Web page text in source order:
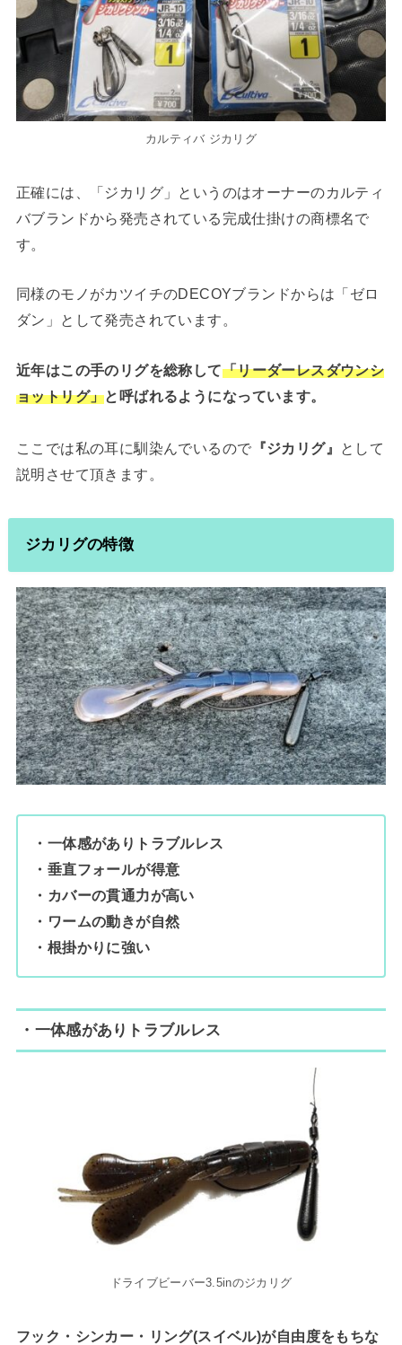
カルティバ ジカリグ
正確には、「ジカリグ」というのはオーナーのカルティ
バブランドから発売されている完成仕掛けの商標名で
す。
同様のモノがカツイチのDECOYブランドからは「ゼロ
ダン」として発売されています。
近年はこの手のリグを総称して「リーダーレスダウンシ
ョットリグ」と呼ばれるようになっています。
ここでは私の耳に馴染んでいるので 『ジカリグ』
として
説明させて頂きます。
ジカリグの特徴
・一体感がありトラブルレス
・垂直フォールが得意
・カバーの貫通力が高い
・ワームの動きが自然
・根掛かりに強い
・一体感がありトラブルレス
ドライブビーバー3.5inのジカリグ
フック・シンカー・リング(スイベル)が自由度をもちな